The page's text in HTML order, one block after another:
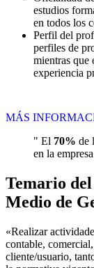
estudios
en todos los
Perfil del
perfiles de
mientras que
experiencia
MÁS
" El 70% de
en la
Temario
Medio de
«Realizar
contable,
cliente/usuario,